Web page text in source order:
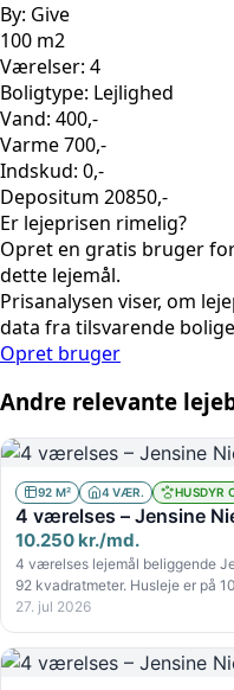
By: Give
100 m2
Værelser: 4
Boligtype: Lejlighed
Vand: 400,-
Varme 700,-
Indskud: 0,-
Depositum 20850,-
Er lejeprisen rimelig?
Opret en gratis bruger
dette lejemål.
Prisanalysen viser, om
data fra tilsvarende
Opret bruger
Andre relevante
92 M² 4 VÆR. HUSDYR
4 værelses – Jensine
10.250 kr./md.
4 værelses lejemål beliggende
92 kvadratmeter. Husleje er på
27. jul 2026